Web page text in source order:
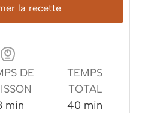
la recette
DE
minutes
min
TEMPS
TOTAL
40 minutes
min